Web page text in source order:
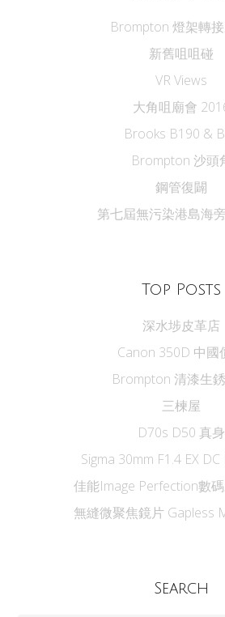
Brompton 燈架轉接
新舊咀咀碰
VR Views
大角咀廟會
Brooks B190 &
Brompton 沙頭
鋼管復闢
第七屆無污染港島海
Top Posts
深水埗皮革店
Canon 350D 中國
Brompton 清漆生
三楝屋
D70s D50 真身
Sigma 30mm F1.4 EX
佳能Image Perfection數
無縫微聚焦鏡片 Gapless
Search